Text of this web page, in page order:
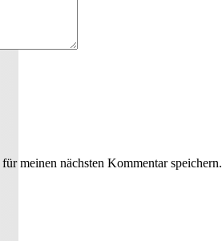
meinen nächsten Kommentar speichern.